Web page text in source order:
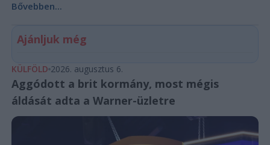
Bővebben...
Ajánljuk még
KÜLFÖLD 2026. augusztus 6.
Aggódott a brit kormány, most mégis
áldását adta a Warner-üzletre